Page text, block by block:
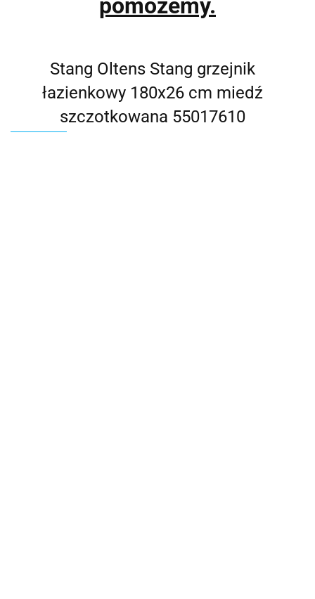
Stang Oltens Stang grzejnik
łazienkowy 180x26 cm miedź
szczotkowana 55017610